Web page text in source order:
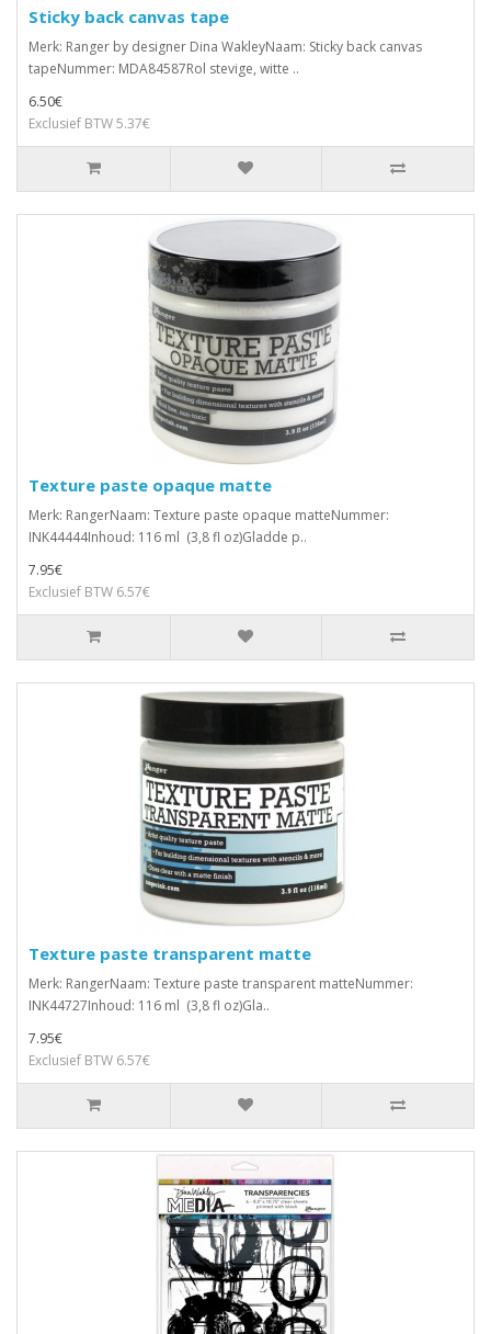
Sticky back canvas tape
Merk: Ranger by designer Dina WakleyNaam: Sticky back canvas
tapeNummer: MDA84587Rol stevige, witte ..
6.50€
Exclusief BTW 5.37€
Texture paste opaque matte
Merk: RangerNaam: Texture paste opaque matteNummer:
INK44444Inhoud: 116 ml (3,8 fl oz)Gladde p..
7.95€
Exclusief BTW 6.57€
Texture paste transparent matte
Merk: RangerNaam: Texture paste transparent matteNummer:
INK44727Inhoud: 116 ml (3,8 fl oz)Gla..
7.95€
Exclusief BTW 6.57€